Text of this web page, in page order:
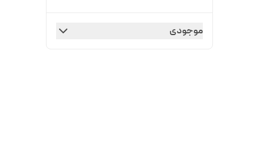
موجودی